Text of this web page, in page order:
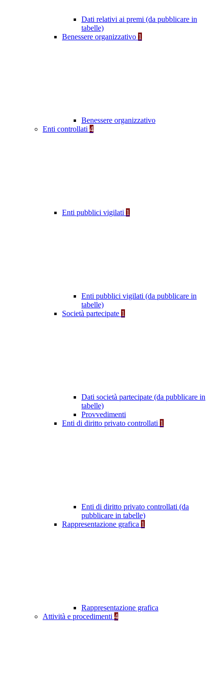
Dati relativi ai premi (da pubblicare in
tabelle)
Benessere organizzativo 1
Benessere organizzativo
Enti controllati 4
Enti pubblici vigilati 1
Enti pubblici vigilati (da pubblicare in
tabelle)
Società partecipate 1
Dati società partecipate (da pubblicare in
tabelle)
Provvedimenti
Enti di diritto privato controllati 1
Enti di diritto privato controllati (da
pubblicare in tabelle)
Rappresentazione grafica 1
Rappresentazione grafica
Attività e procedimenti 4